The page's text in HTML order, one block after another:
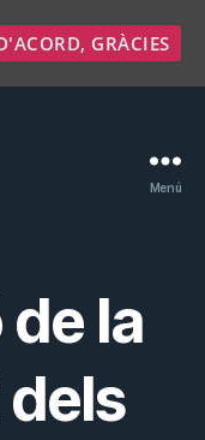
Menú
la
GRÀCIES